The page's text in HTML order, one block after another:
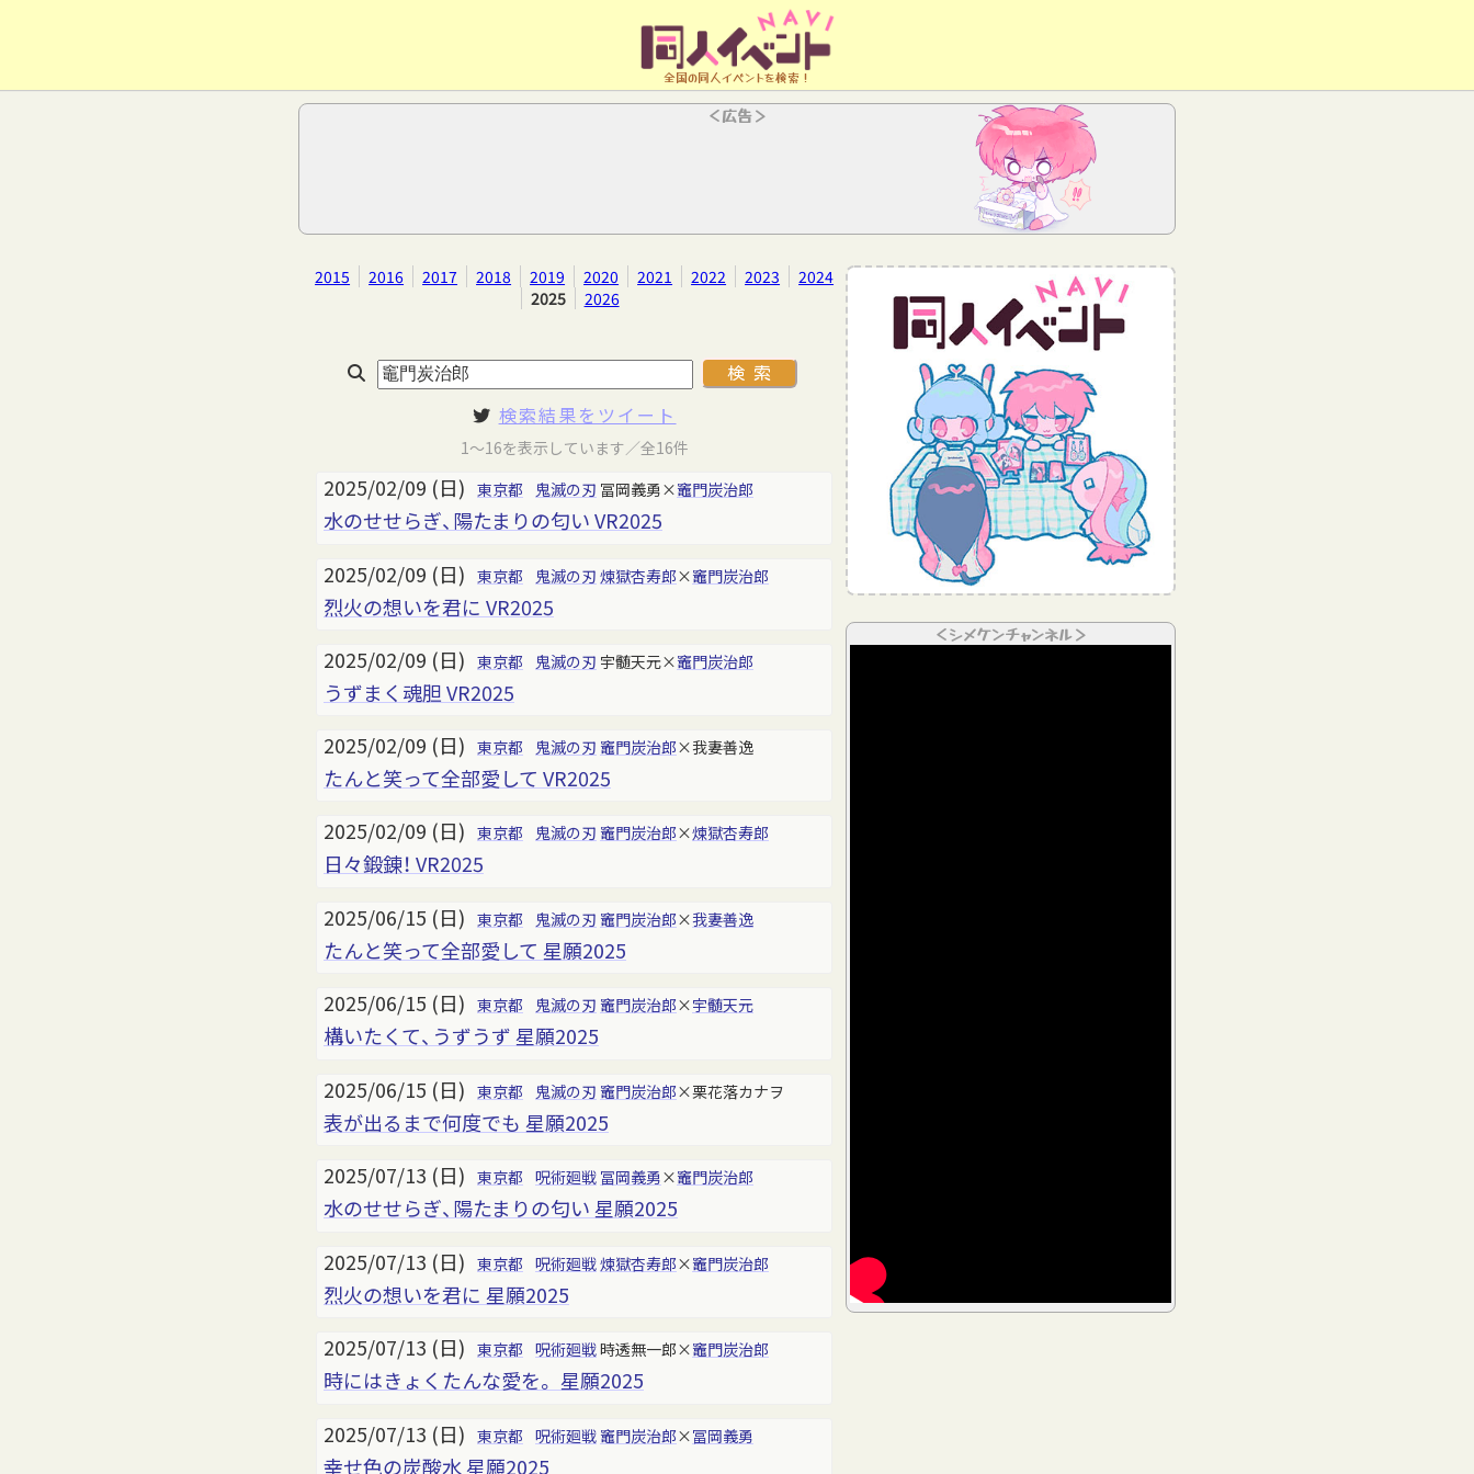
全国の同人イベントを検索！
＜広告＞
2015 2016 2017 2018 2019 2020 2021 2022 2023
2024
2025
2026
検索結果をツイート
1～16を表示しています／全16件
2025/02/09 (日) 東京都 鬼滅の刃 冨岡義勇×竈門炭治郎
水のせせらぎ、陽たまりの匂い VR2025
2025/02/09 (日) 東京都 鬼滅の刃 煉獄杏寿郎×竈門炭治郎
烈火の想いを君に VR2025
2025/02/09 (日) 東京都 鬼滅の刃 宇髄天元×竈門炭治郎
うずまく魂胆 VR2025
2025/02/09 (日) 東京都 鬼滅の刃 竈門炭治郎×我妻善逸
たんと笑って全部愛して VR2025
2025/02/09 (日) 東京都 鬼滅の刃 竈門炭治郎×煉獄杏寿郎
日々鍛錬！ VR2025
2025/06/15 (日) 東京都 鬼滅の刃 竈門炭治郎×我妻善逸
たんと笑って全部愛して 星願2025
2025/06/15 (日) 東京都 鬼滅の刃 竈門炭治郎×宇髄天元
構いたくて、うずうず 星願2025
2025/06/15 (日) 東京都 鬼滅の刃 竈門炭治郎×栗花落カナヲ
表が出るまで何度でも 星願2025
2025/07/13 (日) 東京都 呪術廻戦 冨岡義勇×竈門炭治郎
水のせせらぎ、陽たまりの匂い 星願2025
2025/07/13 (日) 東京都 呪術廻戦煉獄杏寿郎×竈門炭治郎
烈火の想いを君に 星願2025
2025/07/13 (日) 東京都 呪術廻戦時透無一郎×竈門炭治郎
時にはきょくたんな愛を。 星願2025
2025/07/13 (日) 東京都 呪術廻戦 竈門炭治郎×冨岡義勇
幸せ色の炭酸水 星願2025
＜シメケンチャンネル＞